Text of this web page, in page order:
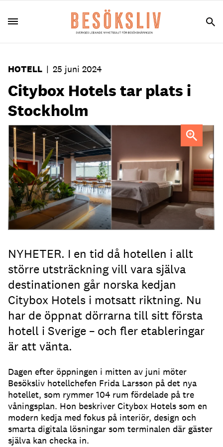
HOTELL | 25 juni 2024
Citybox Hotels tar plats i
Stockholm
Citybox Hotels öppnade i Sverige i mitten av juni.
Foto:
Pressbilder
NYHETER. I en tid då hotellen i allt
större utsträckning vill vara själva
destinationen går norska kedjan
Citybox Hotels i motsatt riktning. Nu
har de öppnat dörrarna till sitt första
hotell i Sverige – och fler etableringar
är att vänta.
Dagen efter öppningen i mitten av juni möter
Besöksliv hotellchefen Frida Larsson på det nya
hotellet, som rymmer 104 rum fördelade på tre
våningsplan. Hon beskriver Citybox Hotels som en
modern kedja med fokus på interiör, design och
smarta digitala lösningar som terminalen där gäster
själva kan checka in.